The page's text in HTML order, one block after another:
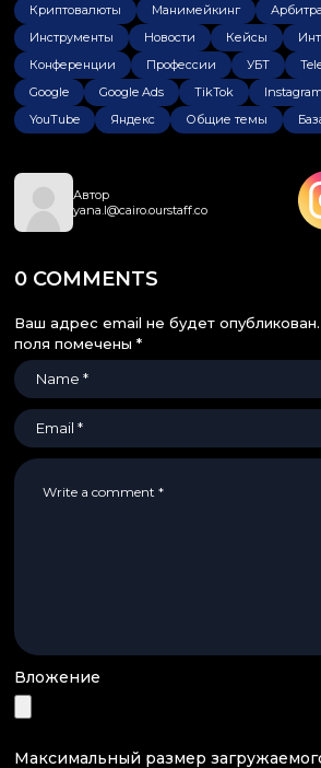
Криптовалюты Манимейкинг
Инструменты
Новости Кейсы
Конференции
Профессии УБТ
Google
Google Ads TikTok Instagram
YouTube
Яндекс Общие темы
Автор
yana.l@cairo.ourstaff.co
0 COMMENTS
Ваш адрес email не будет опубликован.
поля помечены *
Вложение
Максимальный размер